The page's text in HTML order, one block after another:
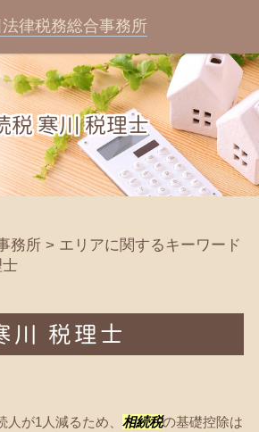
税 寒川 税理士
律税務総合事務所
務所 > エリアに関するキーワード
川 税理士
が1人減るため、 相続税の基礎控除は